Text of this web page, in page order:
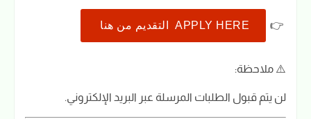
👉 APPLY HERE التقديم من هنا
⚠️ ملاحظة:
لن يتم قبول الطلبات المرسلة عبر البريد الإلكتروني.